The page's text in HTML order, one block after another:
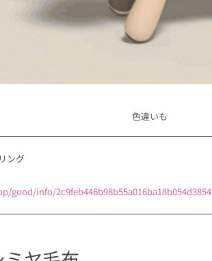
色違いも
ング
good/info/2c9feb446b98b55a016ba18b054d3854